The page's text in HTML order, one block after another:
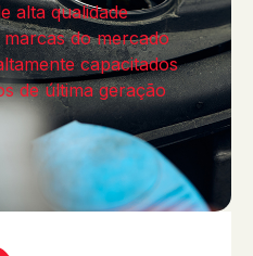
alta qualidade
do mercado
capacitados
de última geração